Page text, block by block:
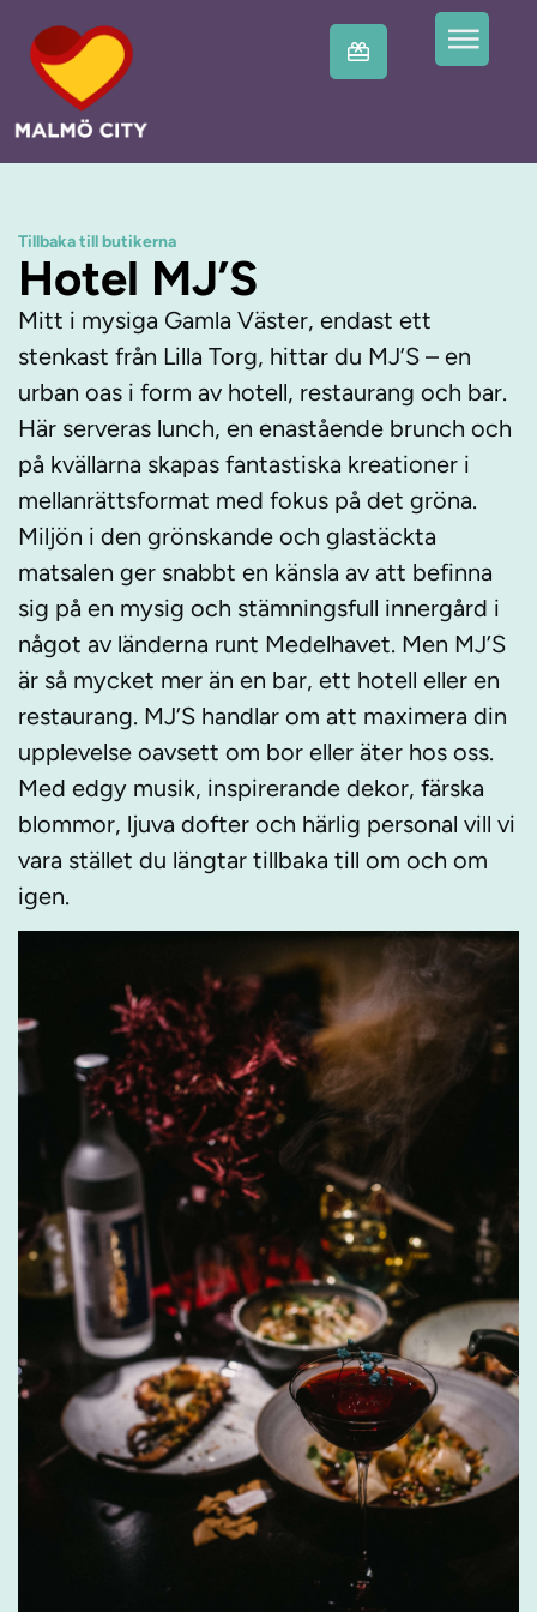
Tillbaka till butikerna
Hotel MJ’S
Mitt i mysiga Gamla Väster, endast ett
stenkast från Lilla Torg, hittar du MJ’S – en
urban oas i form av hotell, restaurang och bar.
Här serveras lunch, en enastående brunch och
på kvällarna skapas fantastiska kreationer i
mellanrättsformat med fokus på det gröna.
Miljön i den grönskande och glastäckta
matsalen ger snabbt en känsla av att befinna
sig på en mysig och stämningsfull innergård i
något av länderna runt Medelhavet. Men MJ’S
är så mycket mer än en bar, ett hotell eller en
restaurang. MJ’S handlar om att maximera din
upplevelse oavsett om bor eller äter hos oss.
Med edgy musik, inspirerande dekor, färska
blommor, ljuva dofter och härlig personal vill vi
vara stället du längtar tillbaka till om och om
igen.